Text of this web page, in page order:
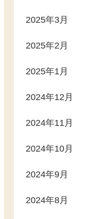
2025年3月
2025年2月
2025年1月
2024年12月
2024年11月
2024年10月
2024年9月
2024年8月